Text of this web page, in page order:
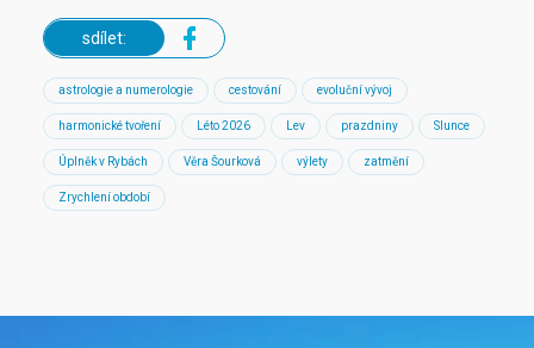
sdílet:
astrologie a numerologie cestování evoluční vývoj
harmonické tvoření Léto 2026 Lev prazdniny Slunce
Úplněk v Rybách Věra Šourková výlety zatmění
Zrychlení období